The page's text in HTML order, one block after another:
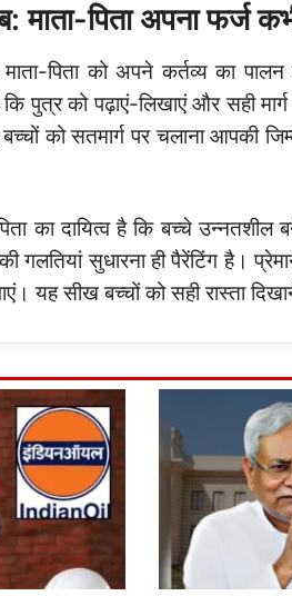
माता-पिता अपना फर्ज
पिता को अपने कर्तव्य का
पुत्र को पढ़ाएं-लिखाएं और सही
को सतमार्ग पर चलाना आपकी
का दायित्व है कि बच्चे उन्नतशील
गलतियां सुधारना ही पैरेंटिंग है।
यह सीख बच्चों को सही रास्ता
नीतीश
कुमार
ऑफ
रिकॉर्ड्स